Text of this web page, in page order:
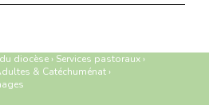
diocèse › Services pastoraux ›
& Catéchuménat ›